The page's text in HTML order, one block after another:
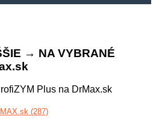
→ NA VYBRANÉ
(287)